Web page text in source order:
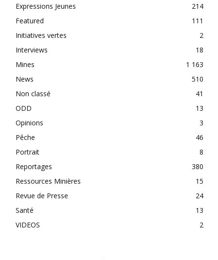
Expressions Jeunes
214
Featured
111
Initiatives vertes
2
Interviews
18
Mines
1 163
News
510
Non classé
41
ODD
13
Opinions
3
Pêche
46
Portrait
8
Reportages
380
Ressources Minières
15
Revue de Presse
24
Santé
13
VIDEOS
2